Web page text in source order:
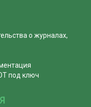
о журналах,
под ключ